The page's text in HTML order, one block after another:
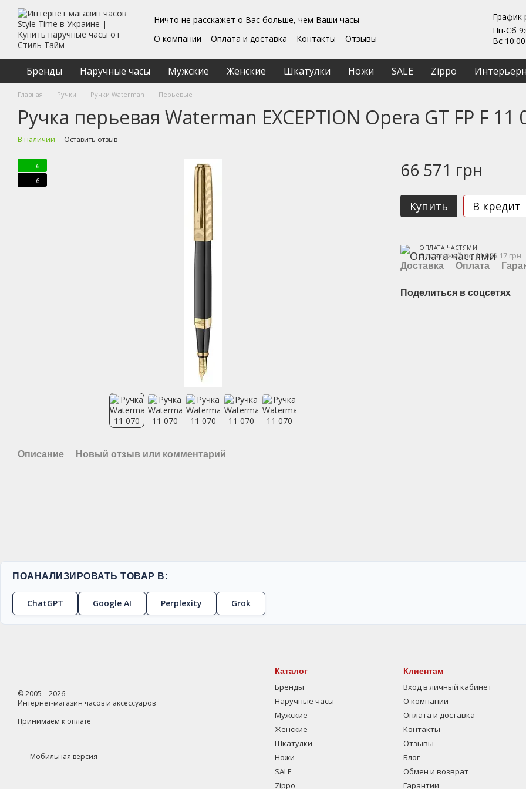
Перейти к основному контенту
Ничто не расскажет о Вас больше, чем Ваши часы
О компании
Оплата и доставка Контакты
Отзывы
Пользовательское соглашение
График
Пн-Сб
Вс
Бренды Наручные часы Мужские Женские Шкатулки Ножи SALE Zippo
Главная Ручки Ручки Waterman Перьевые
Ручка перьевая Waterman EXCEPTION Opera GT FP F 11
В наличии Оставить отзыв
6
6
Описание Новый отзыв или комментарий
66 571 грн
Купить В кредит
ОПЛАТА ЧАСТЯМИ
6 платежей по 11 095.17 грн
Доставка Оплата
Поделиться в соцсетях
ПОАНАЛИЗИРОВАТЬ ТОВАР В:
ChatGPT Google AI Perplexity Grok
© 2005—2026
Интернет-магазин часов и аксессуаров
Принимаем к оплате
Мобильная версия
Каталог
Бренды
Наручные часы
Мужские
Женские
Шкатулки
Ножи
SALE
Zippo
Клиентам
Вход в личный кабинет
О компании
Оплата и доставка
Контакты
Отзывы
Блог
Обмен и возврат
Гарантии